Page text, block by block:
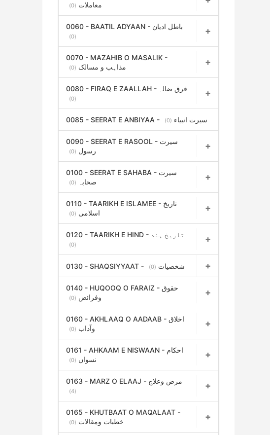
معاملات (0)
0060 - BAATIL ADYAAN - باطل ادیان
(0)
0070 - MAZAHIB O MASALIK -
مذاہب و مسالک (0)
0080 - FIRAQ E ZAALLAH - فرق ضالہ
(0)
0085 - SEERAT E ANBIYAA - سیرت انبیاء (0)
0090 - SEERAT E RASOOL - سیرت
رسول (0)
0100 - SEERAT E SAHABA - سیرت
صحابہ
(0)
0110 - TAARIKH E ISLAMEE - تاریخ
اسلامی (0)
0120 - TAARIKH E HIND - تاریخ ہند
(0)
0130 - SHAQSIYYAAT - شخصیات (0)
0140 - HUQOOQ O FARAIZ - حقوق
وفرائض (0)
0160 - AKHLAAQ O AADAAB - اخلاق
وآداب (0)
0161 - AHKAAM E NISWAAN - احکام
نسواں (0)
0163 - MARZ O ELAAJ - مرض وعلاج
(4)
0165 - KHUTBAAT O MAQALAAT -
خطبات ومقالات (0)